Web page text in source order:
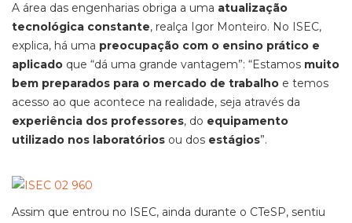
A área das engenharias obriga a uma atualização
tecnológica constante, realça Igor Monteiro. No ISEC,
explica, há uma preocupação com o ensino prático e
aplicado que “dá uma grande vantagem”: “Estamos muito
bem preparados para o mercado de trabalho e temos
acesso ao que acontece na realidade, seja através da
experiência dos professores, do equipamento
utilizado nos laboratórios ou dos estágios”.
Assim que entrou no ISEC, ainda durante o CTeSP, sentiu